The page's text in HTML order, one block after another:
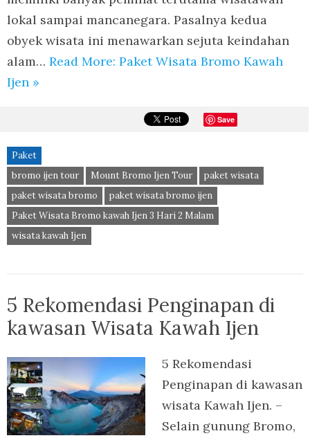
lokal sampai mancanegara. Pasalnya kedua
obyek wisata ini menawarkan sejuta keindahan
alam… Read More: Paket Wisata Bromo Kawah
Ijen »
Save
Paket
bromo ijen tour
Mount Bromo Ijen Tour
paket wisata
paket wisata bromo
paket wisata bromo ijen
Paket Wisata Bromo kawah Ijen 3 Hari 2 Malam
wisata kawah Ijen
5 Rekomendasi Penginapan di
kawasan Wisata Kawah Ijen
5 Rekomendasi
Penginapan di kawasan
wisata Kawah Ijen. –
Selain gunung Bromo,